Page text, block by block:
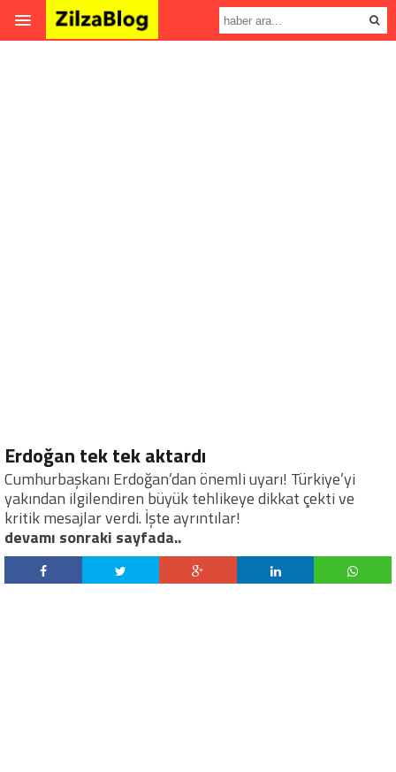
Erdoğan tek tek aktardı
Cumhurbaşkanı Erdoğan’dan önemli uyarı! Türkiye’yi
yakından ilgilendiren büyük tehlikeye dikkat çekti ve
kritik mesajlar verdi. İşte ayrıntılar!
devamı sonraki sayfada..